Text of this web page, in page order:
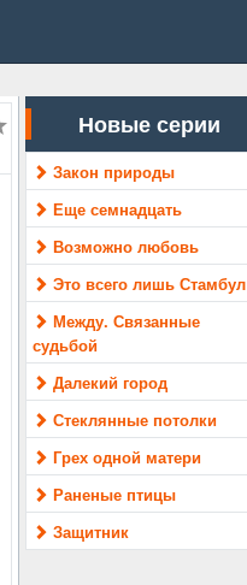
Новые серии
Закон природы
Еще семнадцать
Возможно любовь
Это всего лишь Стамбул
Между. Связанные
судьбой
Далекий город
Стеклянные потолки
Грех одной матери
Раненые птицы
Защитник